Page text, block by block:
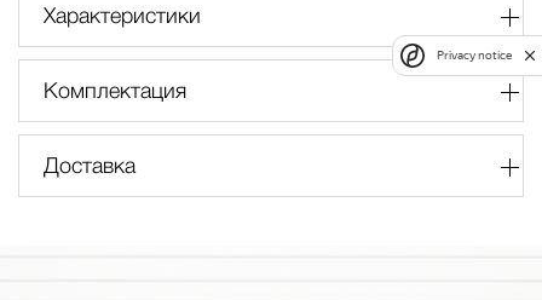
Характеристики
Комплектация
Доставка
Privacy notice